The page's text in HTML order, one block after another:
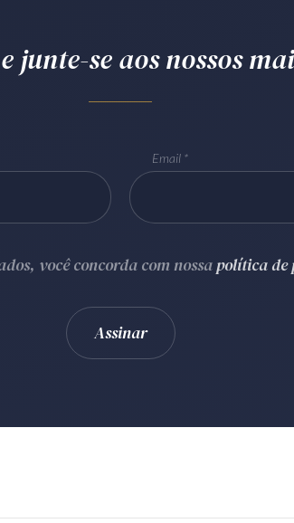
junte-se aos nossos
Email
você concorda com nossapolítica de